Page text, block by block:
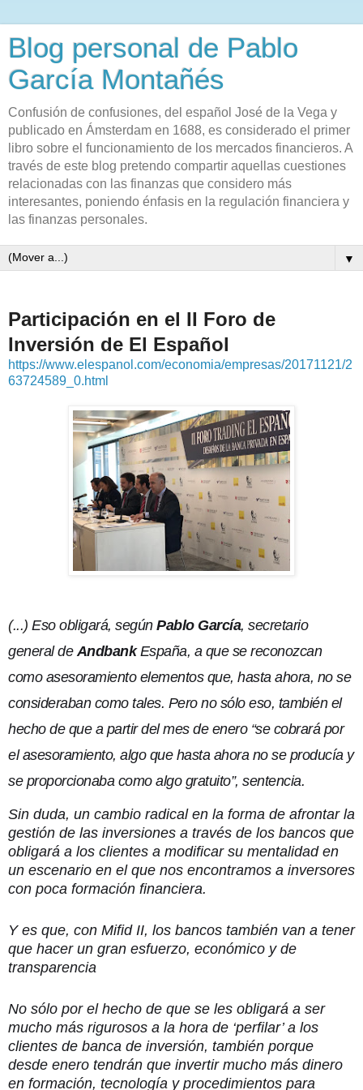
Blog personal de Pablo
García Montañés
Confusión de confusiones, del español José de la Vega y
publicado en Ámsterdam en 1688, es considerado el primer
libro sobre el funcionamiento de los mercados financieros. A
través de este blog pretendo compartir aquellas cuestiones
relacionadas con las finanzas que considero más
interesantes, poniendo énfasis en la regulación financiera y
las finanzas personales.
▼
Participación en el II Foro de
Inversión de El Español
https://www.elespanol.com/economia/empresas/20171121/2
63724589_0.html
(...) Eso obligará, segúnPablo García, secretario
general de AndbankEspaña, a que se reconozcan
como asesoramiento elementos que, hasta ahora, no se
consideraban como tales. Pero no sólo eso, también el
hecho de que a partir del mes de enero “se cobrará por
el asesoramiento, algo que hasta ahora no se producía y
se proporcionaba como algo gratuito”, sentencia.
Sin duda, un cambio radical en la forma de afrontar la
gestión de las inversiones a través de los bancos que
obligará a los clientes a modificar su mentalidad en
un escenario en el que nos encontramos a inversores
con poca formación financiera.
Y es que, con Mifid II, los bancos también van a tener
que hacer un gran esfuerzo, económico y de
transparencia
No sólo por el hecho de que se les obligará a ser
mucho más rigurosos a la hora de ‘perfilar’ a los
clientes de banca de inversión, también porque
desde enero tendrán que invertir mucho más dinero
en formación, tecnología y procedimientos para